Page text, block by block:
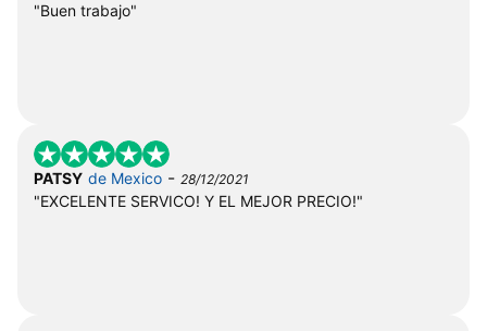
"Buen trabajo"
PATSY de Mexico - 28/12/2021
"EXCELENTE SERVICO! Y EL MEJOR PRECIO!"